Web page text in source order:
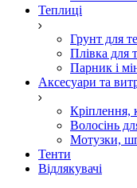
Теплиці
Грунт для
Плівка для
Парник і
Аксесуари та
Кріплення,
Волосінь
Мотузки,
Тенти
Відлякувачі